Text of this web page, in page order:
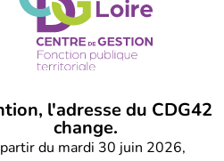
intense, canicule et
l'adresse du CDG42
change.
du mardi 30 juin 2026,